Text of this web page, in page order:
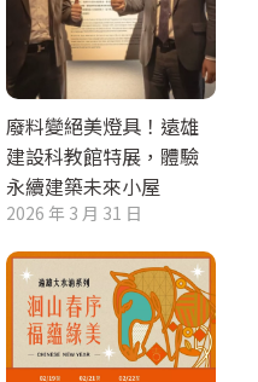
廢料變絕美燈具！遠雄
建設科教館特展，體驗
永續建築未來小屋
2026 年 3 月 31 日